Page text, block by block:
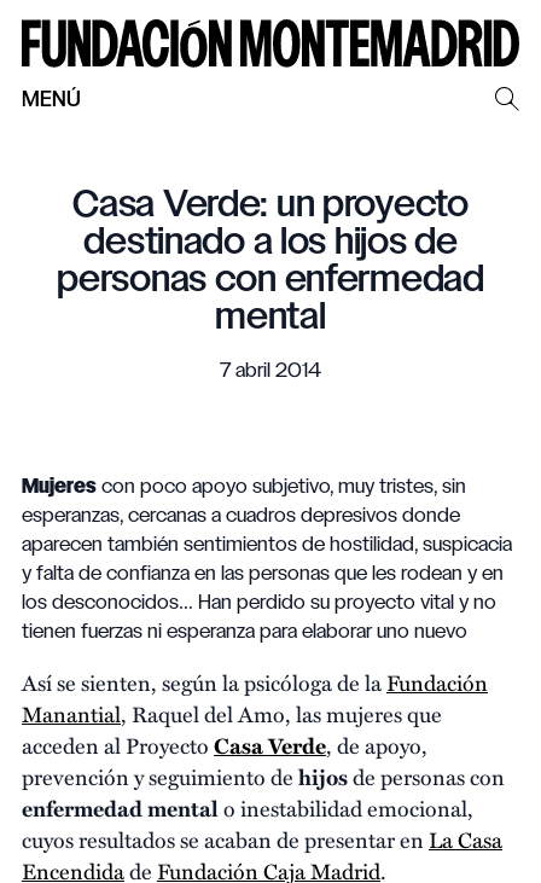
MENÚ
Casa Verde: un proyecto
destinado a los hijos de
personas con enfermedad
mental
7 abril 2014
Mujeres con poco apoyo subjetivo, muy tristes, sin
esperanzas, cercanas a cuadros depresivos donde
aparecen también sentimientos de hostilidad, suspicacia
y falta de confianza en las personas que les rodean y en
los desconocidos… Han perdido su proyecto vital y no
tienen fuerzas ni esperanza para elaborar uno nuevo
Así se sienten, según la psicóloga de laFundación
Manantial, Raquel del Amo, las mujeres que
acceden al ProyectoCasa Verde, de apoyo,
prevención y seguimiento dehijosde personas con
enfermedad mentalo inestabilidad emocional,
cuyos resultados se acaban de presentar enLa Casa
Encendidade Fundación Caja Madrid.